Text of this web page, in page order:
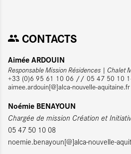
CONTACTS
Aimée ARDOUIN
Responsable Mission Résidences | Chalet
+33 (0)6 95 61 10 06 // 05 47 50 10
aimee.ardouin[@]alca-nouvelle-aquitaine.fr
Noémie BENAYOUN
Chargée de mission Création et
05 47 50 10 08
noemie.benayoun[@]alca-nouvelle-